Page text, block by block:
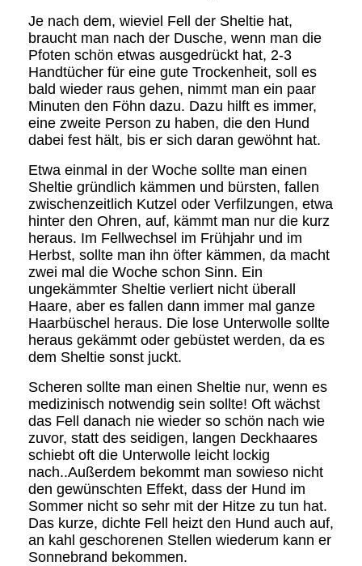
Je nach dem, wieviel Fell der Sheltie hat,
braucht man nach der Dusche, wenn man die
Pfoten schön etwas ausgedrückt hat, 2-3
Handtücher für eine gute Trockenheit, soll es
bald wieder raus gehen, nimmt man ein paar
Minuten den Föhn dazu. Dazu hilft es immer,
eine zweite Person zu haben, die den Hund
dabei fest hält, bis er sich daran gewöhnt hat.
Etwa einmal in der Woche sollte man einen
Sheltie gründlich kämmen und bürsten, fallen
zwischenzeitlich Kutzel oder Verfilzungen, etwa
hinter den Ohren, auf, kämmt man nur die kurz
heraus. Im Fellwechsel im Frühjahr und im
Herbst, sollte man ihn öfter kämmen, da macht
zwei mal die Woche schon Sinn. Ein
ungekämmter Sheltie verliert nicht überall
Haare, aber es fallen dann immer mal ganze
Haarbüschel heraus. Die lose Unterwolle sollte
heraus gekämmt oder gebüstet werden, da es
dem Sheltie sonst juckt.
Scheren sollte man einen Sheltie nur, wenn es
medizinisch notwendig sein sollte! Oft wächst
das Fell danach nie wieder so schön nach wie
zuvor, statt des seidigen, langen Deckhaares
schiebt oft die Unterwolle leicht lockig
nach..Außerdem bekommt man sowieso nicht
den gewünschten Effekt, dass der Hund im
Sommer nicht so sehr mit der Hitze zu tun hat.
Das kurze, dichte Fell heizt den Hund auch auf,
an kahl geschorenen Stellen wiederum kann er
Sonnebrand bekommen.